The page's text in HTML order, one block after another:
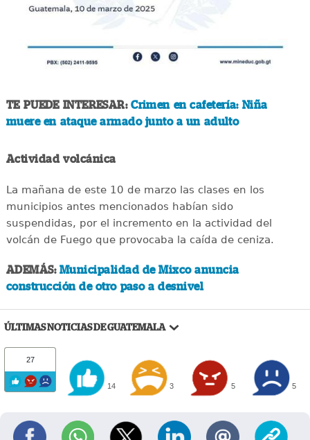
TE PUEDE INTERESAR:Crimen en cafetería: Niña
muere en ataque armado junto a un adulto
Actividad volcánica
La mañana de este 10 de marzo las clases en los
municipios antes mencionados habían sido
suspendidas, por el incremento en la actividad del
volcán de Fuego que provocaba la caída de ceniza.
ADEMÁS: Municipalidad de Mixco anuncia
construcción de otro paso a desnivel
ÚLTIMAS NOTICIAS DE GUATEMALA
27
14 3 5 5